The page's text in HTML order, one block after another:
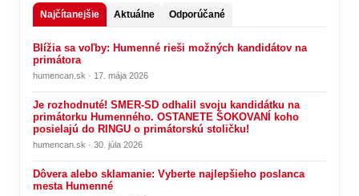
Najčítanejšie Aktuálne Odporúčané
Blížia sa voľby: Humenné rieši možných kandidátov na
primátora
humencan.sk · 17. mája 2026
Je rozhodnuté! SMER-SD odhalil svoju kandidátku na
primátorku Humenného. OSTANETE ŠOKOVANÍ koho
posielajú do RINGU o primátorskú stoličku!
humencan.sk · 30. júla 2026
Dôvera alebo sklamanie: Vyberte najlepšieho poslanca
mesta Humenné